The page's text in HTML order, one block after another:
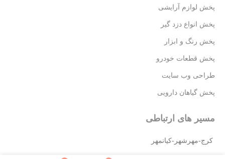
پخش لوازم آرایشی
پخش انواع دزد گیر
پخش رنگ و ابزار
پخش قطعات خودرو
طراحی وب سایت
پخش گیاهان دارویی
مسیر های ارتباطی
کرج-مهرشهر-کیانمهر